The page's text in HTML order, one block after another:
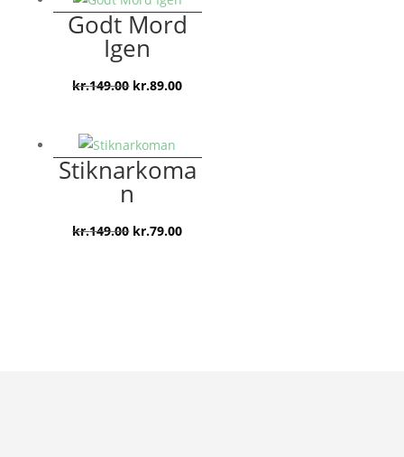
var:
kr.149.00.
er:
kr.89.00.
Godt Mord
Igen
kr.149.00 Den
var:
kr.149.00.
kr.89.00Den
er:
kr.89.00.
Stiknarkoma
n
kr.149.00 Den
kr.79.00Den